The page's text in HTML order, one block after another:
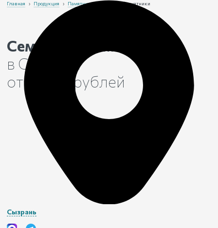
Сызрань
Главная › Продукция › Памятники › Семейные памятники
Семейные памятники
в Сызрани
от 18 100 рублей